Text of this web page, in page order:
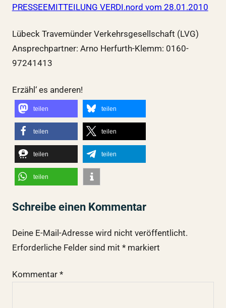
PRESSEEMITTEILUNG VERDI.nord vom 28.01.2010
Lübeck Travemünder Verkehrsgesellschaft (LVG)
Ansprechpartner: Arno Herfurth-Klemm: 0160-
97241413
Erzähl‘ es anderen!
teilen teilen
teilen teilen
teilen teilen
teilen
Schreibe einen Kommentar
Deine E-Mail-Adresse wird nicht veröffentlicht.
Erforderliche Felder sind mit *markiert
Kommentar *